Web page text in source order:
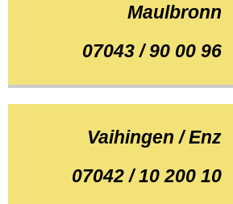
Maulbronn
07043 / 90 00 96
Vaihingen / Enz
07042 / 10 200 10